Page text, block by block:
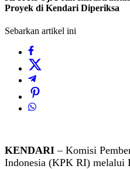
Proyek di Kendari Diperiksa
Sebarkan artikel ini
KENDARI – Komisi
Indonesia (KPK RI) melalui